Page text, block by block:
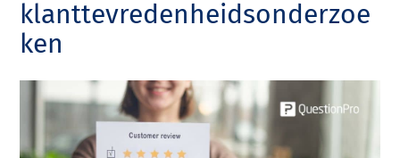
klanttevredenheidsonderzoe
ken